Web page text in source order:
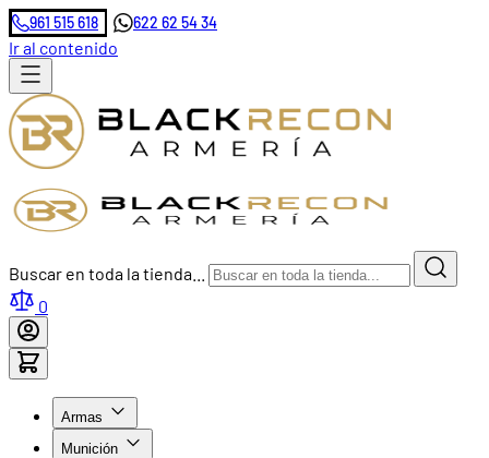
961 515 618 622 62 54 34
Ir al contenido
Buscar en toda la tienda...
0
Armas
Munición